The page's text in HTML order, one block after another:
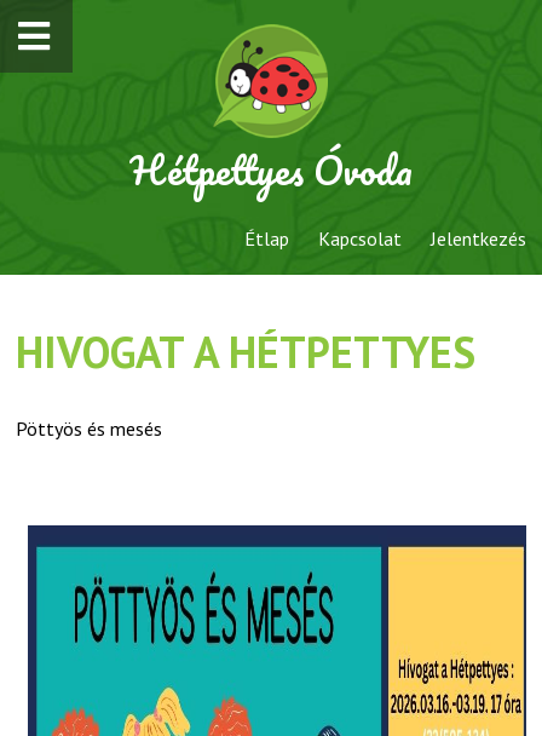
Hétpettyes Óvoda
Étlap Kapcsolat Jelentkezés
HIVOGAT A HÉTPETTYES
Pöttyös és mesés